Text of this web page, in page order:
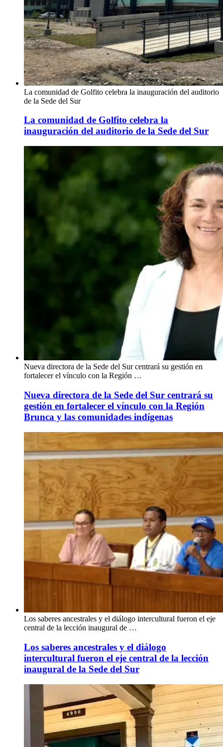
La comunidad de Golfito celebra la inauguración del auditorio
de la Sede del Sur
La comunidad de Golfito celebra la
inauguración del auditorio de la Sede del Sur
Nueva directora de la Sede del Sur centrará su gestión en
fortalecer el vínculo con la Región …
Nueva directora de la Sede del Sur centrará su
gestión en fortalecer el vínculo con la Región
Brunca y las comunidades indígenas
Los saberes ancestrales y el diálogo intercultural fueron el eje
central de la lección inaugural de …
Los saberes ancestrales y el diálogo
intercultural fueron el eje central de la lección
inaugural de la Sede del Sur